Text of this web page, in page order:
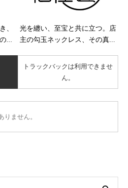
、
...
光を纏い、至宝と共に立つ。店
主の勾玉ネックレス、その真...
トラックバックは利用できませ
ん。
りません。